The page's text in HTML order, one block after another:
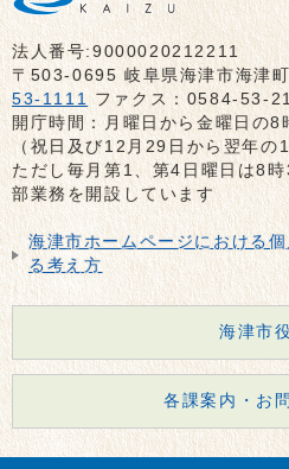
法人番号:9000020212211
〒503-0695 岐阜県海津市海津
53-1111 ファクス：0584-53-
開庁時間：月曜日から金曜日の
（祝日及び12月29日から翌年の
ただし毎月第1、第4日曜日は8
部業務を開設しています
海津市ホームページにおける
る考え方
海津市
各課案内・お